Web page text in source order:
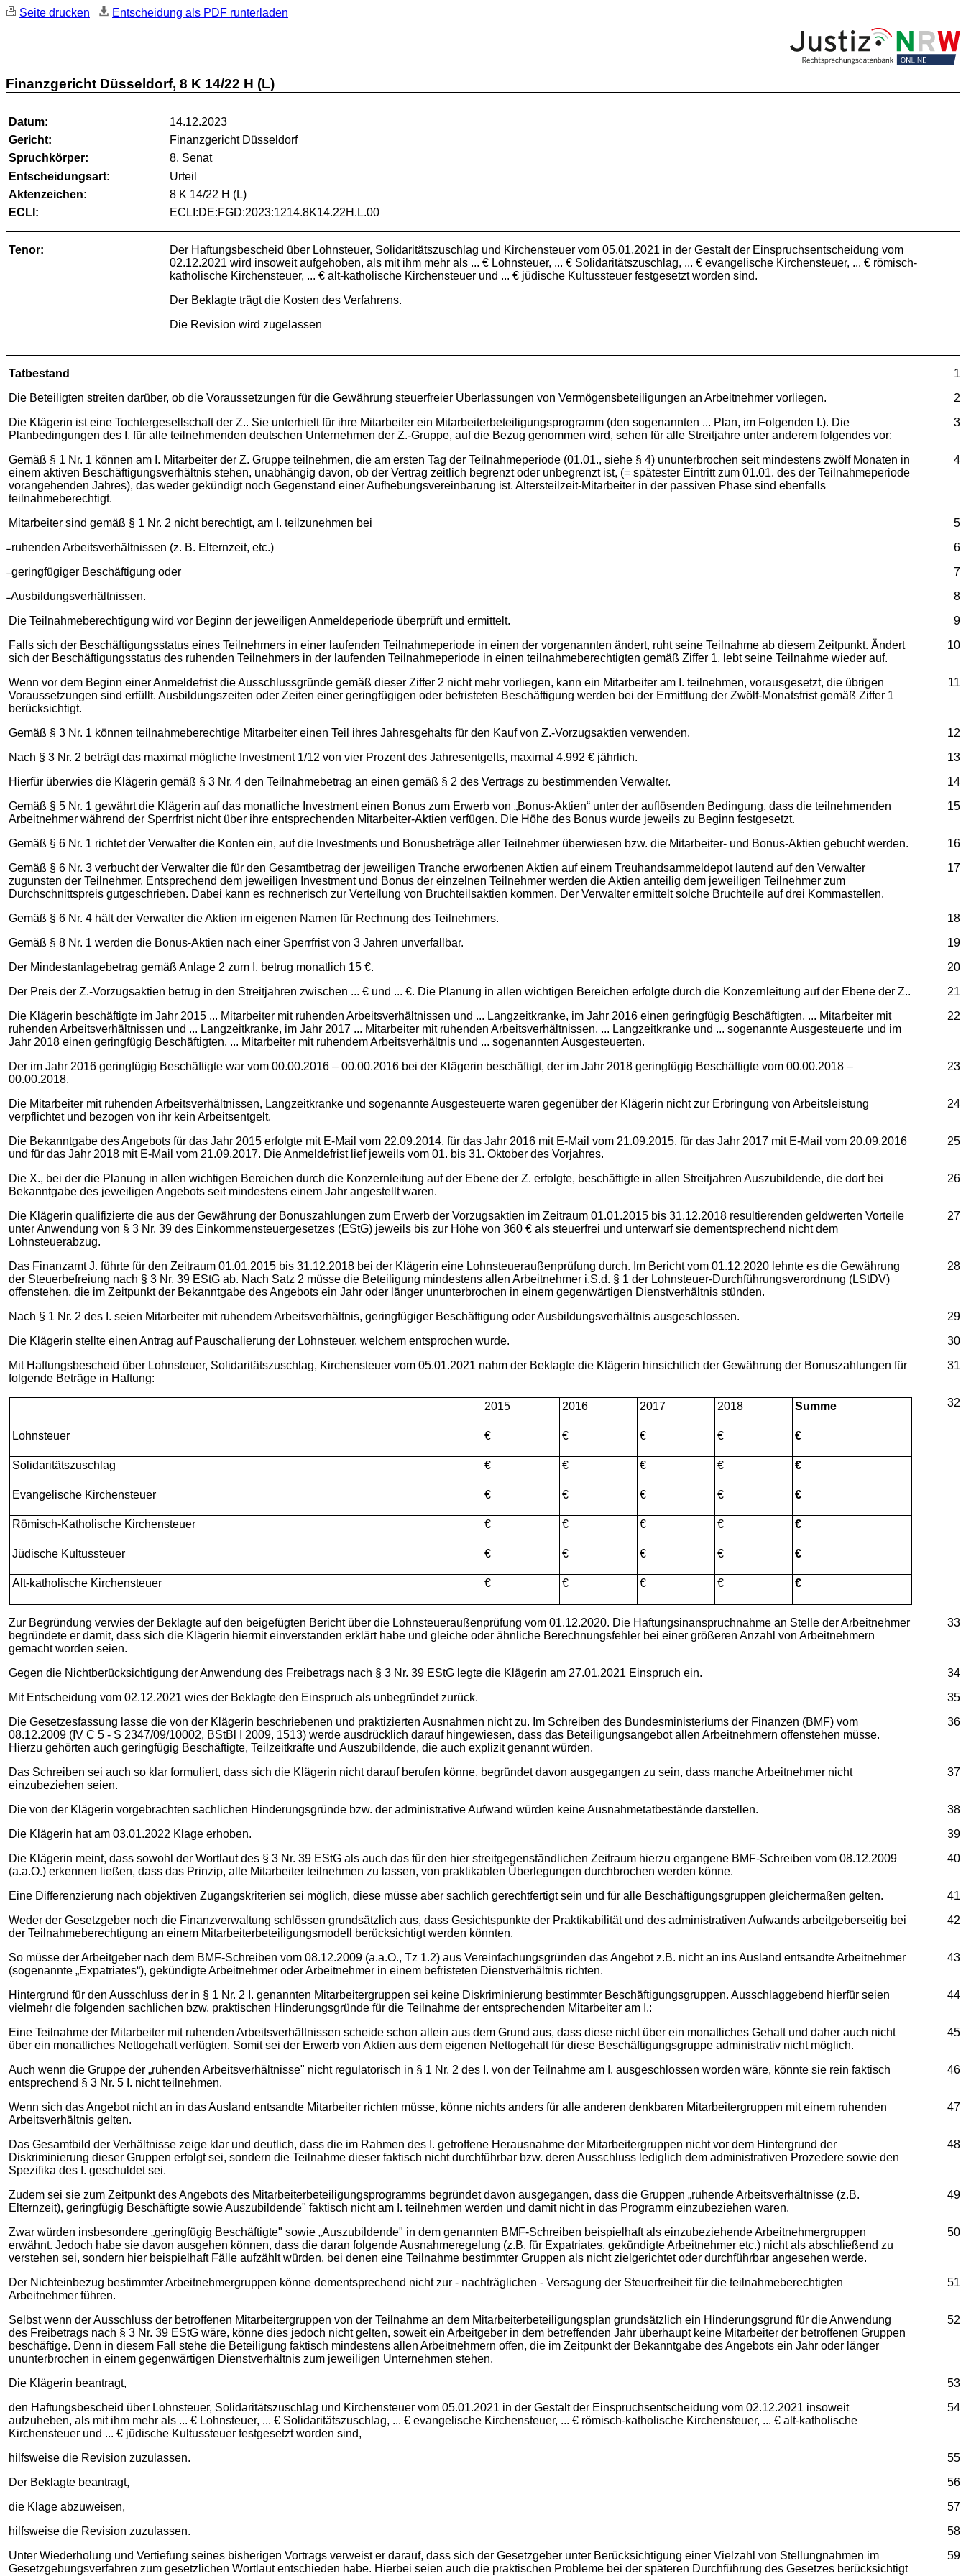
Seite drucken Entscheidung als PDF runterladen
Finanzgericht Düsseldorf, 8 K 14/22 H (L)
Datum:
14.12.2023
Gericht:
Finanzgericht Düsseldorf
Spruchkörper:
8. Senat
Entscheidungsart:
Urteil
Aktenzeichen:
8 K 14/22 H (L)
ECLI:
ECLI:DE:FGD:2023:1214.8K14.22H.L.00
Tenor:
Der Haftungsbescheid über Lohnsteuer, Solidaritätszuschlag und Kirchensteuer vom 05.01.2021 in der Gestalt der Einspruchsentscheidung vom
02.12.2021 wird insoweit aufgehoben, als mit ihm mehr als ... € Lohnsteuer, ... € Solidaritätszuschlag, ... € evangelische Kirchensteuer, ... € römisch-
katholische Kirchensteuer, ... € alt-katholische Kirchensteuer und ... € jüdische Kultussteuer festgesetzt worden sind.
Der Beklagte trägt die Kosten des Verfahrens.
Die Revision wird zugelassen
1
Tatbestand
2
Die Beteiligten streiten darüber, ob die Voraussetzungen für die Gewährung steuerfreier Überlassungen von Vermögensbeteiligungen an Arbeitnehmer vorliegen.
3
Die Klägerin ist eine Tochtergesellschaft der Z.. Sie unterhielt für ihre Mitarbeiter ein Mitarbeiterbeteiligungsprogramm (den sogenannten ... Plan, im Folgenden I.). Die
Planbedingungen des I. für alle teilnehmenden deutschen Unternehmen der Z.-Gruppe, auf die Bezug genommen wird, sehen für alle Streitjahre unter anderem folgendes vor:
4
Gemäß § 1 Nr. 1 können am I. Mitarbeiter der Z. Gruppe teilnehmen, die am ersten Tag der Teilnahmeperiode (01.01., siehe § 4) ununterbrochen seit mindestens zwölf Monaten in
einem aktiven Beschäftigungsverhältnis stehen, unabhängig davon, ob der Vertrag zeitlich begrenzt oder unbegrenzt ist, (= spätester Eintritt zum 01.01. des der Teilnahmeperiode
vorangehenden Jahres), das weder gekündigt noch Gegenstand einer Aufhebungsvereinbarung ist. Altersteilzeit-Mitarbeiter in der passiven Phase sind ebenfalls
teilnahmeberechtigt.
5
Mitarbeiter sind gemäß § 1 Nr. 2 nicht berechtigt, am I. teilzunehmen bei
6
̵ ruhenden Arbeitsverhältnissen (z. B. Elternzeit, etc.)
7
̵ geringfügiger Beschäftigung oder
8
̵ Ausbildungsverhältnissen.
9
Die Teilnahmeberechtigung wird vor Beginn der jeweiligen Anmeldeperiode überprüft und ermittelt.
10
Falls sich der Beschäftigungsstatus eines Teilnehmers in einer laufenden Teilnahmeperiode in einen der vorgenannten ändert, ruht seine Teilnahme ab diesem Zeitpunkt. Ändert
sich der Beschäftigungsstatus des ruhenden Teilnehmers in der laufenden Teilnahmeperiode in einen teilnahmeberechtigten gemäß Ziffer 1, lebt seine Teilnahme wieder auf.
11
Wenn vor dem Beginn einer Anmeldefrist die Ausschlussgründe gemäß dieser Ziffer 2 nicht mehr vorliegen, kann ein Mitarbeiter am I. teilnehmen, vorausgesetzt, die übrigen
Voraussetzungen sind erfüllt. Ausbildungszeiten oder Zeiten einer geringfügigen oder befristeten Beschäftigung werden bei der Ermittlung der Zwölf-Monatsfrist gemäß Ziffer 1
berücksichtigt.
12
Gemäß § 3 Nr. 1 können teilnahmeberechtige Mitarbeiter einen Teil ihres Jahresgehalts für den Kauf von Z.-Vorzugsaktien verwenden.
13
Nach § 3 Nr. 2 beträgt das maximal mögliche Investment 1/12 von vier Prozent des Jahresentgelts, maximal 4.992 € jährlich.
14
Hierfür überwies die Klägerin gemäß § 3 Nr. 4 den Teilnahmebetrag an einen gemäß § 2 des Vertrags zu bestimmenden Verwalter.
15
Gemäß § 5 Nr. 1 gewährt die Klägerin auf das monatliche Investment einen Bonus zum Erwerb von „Bonus-Aktien“ unter der auflösenden Bedingung, dass die teilnehmenden
Arbeitnehmer während der Sperrfrist nicht über ihre entsprechenden Mitarbeiter-Aktien verfügen. Die Höhe des Bonus wurde jeweils zu Beginn festgesetzt.
16
Gemäß § 6 Nr. 1 richtet der Verwalter die Konten ein, auf die Investments und Bonusbeträge aller Teilnehmer überwiesen bzw. die Mitarbeiter- und Bonus-Aktien gebucht werden.
17
Gemäß § 6 Nr. 3 verbucht der Verwalter die für den Gesamtbetrag der jeweiligen Tranche erworbenen Aktien auf einem Treuhandsammeldepot lautend auf den Verwalter
zugunsten der Teilnehmer. Entsprechend dem jeweiligen Investment und Bonus der einzelnen Teilnehmer werden die Aktien anteilig dem jeweiligen Teilnehmer zum
Durchschnittspreis gutgeschrieben. Dabei kann es rechnerisch zur Verteilung von Bruchteilsaktien kommen. Der Verwalter ermittelt solche Bruchteile auf drei Kommastellen.
18
Gemäß § 6 Nr. 4 hält der Verwalter die Aktien im eigenen Namen für Rechnung des Teilnehmers.
19
Gemäß § 8 Nr. 1 werden die Bonus-Aktien nach einer Sperrfrist von 3 Jahren unverfallbar.
20
Der Mindestanlagebetrag gemäß Anlage 2 zum I. betrug monatlich 15 €.
21
Der Preis der Z.-Vorzugsaktien betrug in den Streitjahren zwischen ... € und ... €. Die Planung in allen wichtigen Bereichen erfolgte durch die Konzernleitung auf der Ebene der Z..
22
Die Klägerin beschäftigte im Jahr 2015 ... Mitarbeiter mit ruhenden Arbeitsverhältnissen und ... Langzeitkranke, im Jahr 2016 einen geringfügig Beschäftigten, ... Mitarbeiter mit
ruhenden Arbeitsverhältnissen und ... Langzeitkranke, im Jahr 2017 ... Mitarbeiter mit ruhenden Arbeitsverhältnissen, ... Langzeitkranke und ... sogenannte Ausgesteuerte und im
Jahr 2018 einen geringfügig Beschäftigten, ... Mitarbeiter mit ruhendem Arbeitsverhältnis und ... sogenannten Ausgesteuerten.
23
Der im Jahr 2016 geringfügig Beschäftigte war vom 00.00.2016 – 00.00.2016 bei der Klägerin beschäftigt, der im Jahr 2018 geringfügig Beschäftigte vom 00.00.2018 –
00.00.2018.
24
Die Mitarbeiter mit ruhenden Arbeitsverhältnissen, Langzeitkranke und sogenannte Ausgesteuerte waren gegenüber der Klägerin nicht zur Erbringung von Arbeitsleistung
verpflichtet und bezogen von ihr kein Arbeitsentgelt.
25
Die Bekanntgabe des Angebots für das Jahr 2015 erfolgte mit E-Mail vom 22.09.2014, für das Jahr 2016 mit E-Mail vom 21.09.2015, für das Jahr 2017 mit E-Mail vom 20.09.2016
und für das Jahr 2018 mit E-Mail vom 21.09.2017. Die Anmeldefrist lief jeweils vom 01. bis 31. Oktober des Vorjahres.
26
Die X., bei der die Planung in allen wichtigen Bereichen durch die Konzernleitung auf der Ebene der Z. erfolgte, beschäftigte in allen Streitjahren Auszubildende, die dort bei
Bekanntgabe des jeweiligen Angebots seit mindestens einem Jahr angestellt waren.
27
Die Klägerin qualifizierte die aus der Gewährung der Bonuszahlungen zum Erwerb der Vorzugsaktien im Zeitraum 01.01.2015 bis 31.12.2018 resultierenden geldwerten Vorteile
unter Anwendung von § 3 Nr. 39 des Einkommensteuergesetzes (EStG) jeweils bis zur Höhe von 360 € als steuerfrei und unterwarf sie dementsprechend nicht dem
Lohnsteuerabzug.
28
Das Finanzamt J. führte für den Zeitraum 01.01.2015 bis 31.12.2018 bei der Klägerin eine Lohnsteueraußenprüfung durch. Im Bericht vom 01.12.2020 lehnte es die Gewährung
der Steuerbefreiung nach § 3 Nr. 39 EStG ab. Nach Satz 2 müsse die Beteiligung mindestens allen Arbeitnehmer i.S.d. § 1 der Lohnsteuer-Durchführungsverordnung (LStDV)
offenstehen, die im Zeitpunkt der Bekanntgabe des Angebots ein Jahr oder länger ununterbrochen in einem gegenwärtigen Dienstverhältnis stünden.
29
Nach § 1 Nr. 2 des I. seien Mitarbeiter mit ruhendem Arbeitsverhältnis, geringfügiger Beschäftigung oder Ausbildungsverhältnis ausgeschlossen.
30
Die Klägerin stellte einen Antrag auf Pauschalierung der Lohnsteuer, welchem entsprochen wurde.
31
Mit Haftungsbescheid über Lohnsteuer, Solidaritätszuschlag, Kirchensteuer vom 05.01.2021 nahm der Beklagte die Klägerin hinsichtlich der Gewährung der Bonuszahlungen für
folgende Beträge in Haftung:
32
2015 2016 2017 2018 Summe
Lohnsteuer € € € € €
Solidaritätszuschlag € € € € €
Evangelische Kirchensteuer € € € € €
Römisch-Katholische Kirchensteuer € € € € €
Jüdische Kultussteuer € € € € €
Alt-katholische Kirchensteuer € € € € €
33
Zur Begründung verwies der Beklagte auf den beigefügten Bericht über die Lohnsteueraußenprüfung vom 01.12.2020. Die Haftungsinanspruchnahme an Stelle der Arbeitnehmer
begründete er damit, dass sich die Klägerin hiermit einverstanden erklärt habe und gleiche oder ähnliche Berechnungsfehler bei einer größeren Anzahl von Arbeitnehmern
gemacht worden seien.
34
Gegen die Nichtberücksichtigung der Anwendung des Freibetrags nach § 3 Nr. 39 EStG legte die Klägerin am 27.01.2021 Einspruch ein.
35
Mit Entscheidung vom 02.12.2021 wies der Beklagte den Einspruch als unbegründet zurück.
36
Die Gesetzesfassung lasse die von der Klägerin beschriebenen und praktizierten Ausnahmen nicht zu. Im Schreiben des Bundesministeriums der Finanzen (BMF) vom
08.12.2009 (IV C 5 - S 2347/09/10002, BStBl I 2009, 1513) werde ausdrücklich darauf hingewiesen, dass das Beteiligungsangebot allen Arbeitnehmern offenstehen müsse.
Hierzu gehörten auch geringfügig Beschäftigte, Teilzeitkräfte und Auszubildende, die auch explizit genannt würden.
37
Das Schreiben sei auch so klar formuliert, dass sich die Klägerin nicht darauf berufen könne, begründet davon ausgegangen zu sein, dass manche Arbeitnehmer nicht
einzubeziehen seien.
38
Die von der Klägerin vorgebrachten sachlichen Hinderungsgründe bzw. der administrative Aufwand würden keine Ausnahmetatbestände darstellen.
39
Die Klägerin hat am 03.01.2022 Klage erhoben.
40
Die Klägerin meint, dass sowohl der Wortlaut des § 3 Nr. 39 EStG als auch das für den hier streitgegenständlichen Zeitraum hierzu ergangene BMF-Schreiben vom 08.12.2009
(a.a.O.) erkennen ließen, dass das Prinzip, alle Mitarbeiter teilnehmen zu lassen, von praktikablen Überlegungen durchbrochen werden könne.
41
Eine Differenzierung nach objektiven Zugangskriterien sei möglich, diese müsse aber sachlich gerechtfertigt sein und für alle Beschäftigungsgruppen gleichermaßen gelten.
42
Weder der Gesetzgeber noch die Finanzverwaltung schlössen grundsätzlich aus, dass Gesichtspunkte der Praktikabilität und des administrativen Aufwands arbeitgeberseitig bei
der Teilnahmeberechtigung an einem Mitarbeiterbeteiligungsmodell berücksichtigt werden könnten.
43
So müsse der Arbeitgeber nach dem BMF-Schreiben vom 08.12.2009 (a.a.O., Tz 1.2) aus Vereinfachungsgründen das Angebot z.B. nicht an ins Ausland entsandte Arbeitnehmer
(sogenannte „Expatriates“), gekündigte Arbeitnehmer oder Arbeitnehmer in einem befristeten Dienstverhältnis richten.
44
Hintergrund für den Ausschluss der in § 1 Nr. 2 I. genannten Mitarbeitergruppen sei keine Diskriminierung bestimmter Beschäftigungsgruppen. Ausschlaggebend hierfür seien
vielmehr die folgenden sachlichen bzw. praktischen Hinderungsgründe für die Teilnahme der entsprechenden Mitarbeiter am I.:
45
Eine Teilnahme der Mitarbeiter mit ruhenden Arbeitsverhältnissen scheide schon allein aus dem Grund aus, dass diese nicht über ein monatliches Gehalt und daher auch nicht
über ein monatliches Nettogehalt verfügten. Somit sei der Erwerb von Aktien aus dem eigenen Nettogehalt für diese Beschäftigungsgruppe administrativ nicht möglich.
46
Auch wenn die Gruppe der „ruhenden Arbeitsverhältnisse" nicht regulatorisch in § 1 Nr. 2 des I. von der Teilnahme am I. ausgeschlossen worden wäre, könnte sie rein faktisch
entsprechend § 3 Nr. 5 I. nicht teilnehmen.
47
Wenn sich das Angebot nicht an in das Ausland entsandte Mitarbeiter richten müsse, könne nichts anders für alle anderen denkbaren Mitarbeitergruppen mit einem ruhenden
Arbeitsverhältnis gelten.
48
Das Gesamtbild der Verhältnisse zeige klar und deutlich, dass die im Rahmen des I. getroffene Herausnahme der Mitarbeitergruppen nicht vor dem Hintergrund der
Diskriminierung dieser Gruppen erfolgt sei, sondern die Teilnahme dieser faktisch nicht durchführbar bzw. deren Ausschluss lediglich dem administrativen Prozedere sowie den
Spezifika des I. geschuldet sei.
49
Zudem sei sie zum Zeitpunkt des Angebots des Mitarbeiterbeteiligungsprogramms begründet davon ausgegangen, dass die Gruppen „ruhende Arbeitsverhältnisse (z.B.
Elternzeit), geringfügig Beschäftigte sowie Auszubildende" faktisch nicht am I. teilnehmen werden und damit nicht in das Programm einzubeziehen waren.
50
Zwar würden insbesondere „geringfügig Beschäftigte" sowie „Auszubildende" in dem genannten BMF-Schreiben beispielhaft als einzubeziehende Arbeitnehmergruppen
erwähnt. Jedoch habe sie davon ausgehen können, dass die daran folgende Ausnahmeregelung (z.B. für Expatriates, gekündigte Arbeitnehmer etc.) nicht als abschließend zu
verstehen sei, sondern hier beispielhaft Fälle aufzählt würden, bei denen eine Teilnahme bestimmter Gruppen als nicht zielgerichtet oder durchführbar angesehen werde.
51
Der Nichteinbezug bestimmter Arbeitnehmergruppen könne dementsprechend nicht zur - nachträglichen - Versagung der Steuerfreiheit für die teilnahmeberechtigten
Arbeitnehmer führen.
52
Selbst wenn der Ausschluss der betroffenen Mitarbeitergruppen von der Teilnahme an dem Mitarbeiterbeteiligungsplan grundsätzlich ein Hinderungsgrund für die Anwendung
des Freibetrags nach § 3 Nr. 39 EStG wäre, könne dies jedoch nicht gelten, soweit ein Arbeitgeber in dem betreffenden Jahr überhaupt keine Mitarbeiter der betroffenen Gruppen
beschäftige. Denn in diesem Fall stehe die Beteiligung faktisch mindestens allen Arbeitnehmern offen, die im Zeitpunkt der Bekanntgabe des Angebots ein Jahr oder länger
ununterbrochen in einem gegenwärtigen Dienstverhältnis zum jeweiligen Unternehmen stehen.
53
Die Klägerin beantragt,
54
den Haftungsbescheid über Lohnsteuer, Solidaritätszuschlag und Kirchensteuer vom 05.01.2021 in der Gestalt der Einspruchsentscheidung vom 02.12.2021 insoweit
aufzuheben, als mit ihm mehr als ... € Lohnsteuer, ... € Solidaritätszuschlag, ... € evangelische Kirchensteuer, ... € römisch-katholische Kirchensteuer, ... € alt-katholische
Kirchensteuer und ... € jüdische Kultussteuer festgesetzt worden sind,
55
hilfsweise die Revision zuzulassen.
56
Der Beklagte beantragt,
57
die Klage abzuweisen,
58
hilfsweise die Revision zuzulassen.
59
Unter Wiederholung und Vertiefung seines bisherigen Vortrags verweist er darauf, dass sich der Gesetzgeber unter Berücksichtigung einer Vielzahl von Stellungnahmen im
Gesetzgebungsverfahren zum gesetzlichen Wortlaut entschieden habe. Hierbei seien auch die praktischen Probleme bei der späteren Durchführung des Gesetzes berücksichtigt